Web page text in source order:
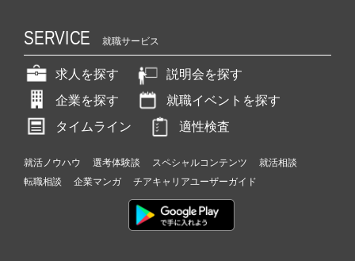
SERVICE 就職サービス
求人を探す
説明会を探す
企業を探す
就職イベントを探す
タイムライン
適性検査
就活ノウハウ 選考体験談 スペシャルコンテンツ
就活相談
転職相談
企業マンガ チアキャリアユーザーガイド